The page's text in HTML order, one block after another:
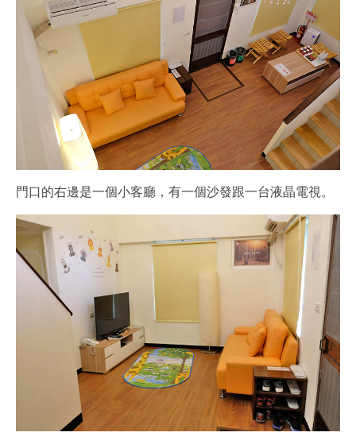
門口的右邊是一個小客廳，有一個沙發跟一台液晶電視。